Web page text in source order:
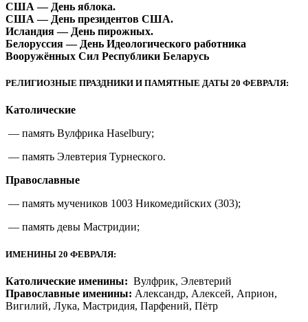
США — День яблока.
США — День президентов США.
Исландия — День пирожных.
Белоруссия — День Идеологического работника
Вооружённых Сил Республики Беларусь
РЕЛИГИОЗНЫЕ ПРАЗДНИКИ И ПАМЯТНЫЕ ДАТЫ 20 ФЕВРАЛЯ:
Католические
— память Вулфрика Haselbury;
— память Элевтерия Турнеского.
Православные
— память мучеников 1003 Никомедийских (303);
— память девы Мастридии;
ИМЕНИНЫ 20 ФЕВРАЛЯ:
Католические именины: Вулфрик, Элевтерий
Православные именины: Александр, Алексей, Априон,
Вигилий, Лука, Мастридия, Парфений, Пётр